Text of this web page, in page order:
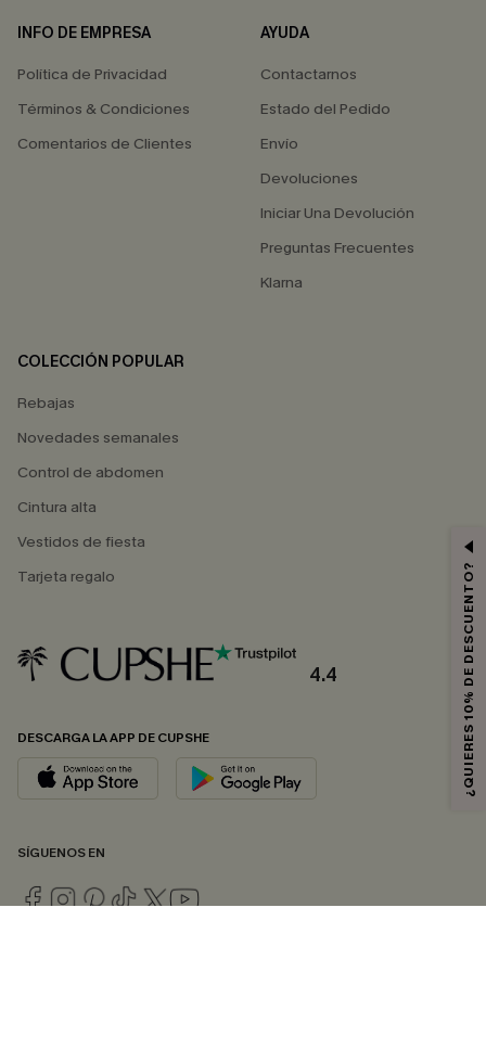
INFO DE EMPRESA
Política de Privacidad
Términos & Condiciones
Comentarios de Clientes
AYUDA
Contactarnos
Estado del Pedido
Envío
Devoluciones
Iniciar Una Devolución
Preguntas Frecuentes
Klarna
COLECCIÓN POPULAR
Rebajas
Novedades semanales
Control de abdomen
Cintura alta
Vestidos de fiesta
Tarjeta regalo
4.4
DESCARGA LA APP DE CUPSHE
SÍGUENOS EN
¿QUIERES 10% DE DESCUENTO?